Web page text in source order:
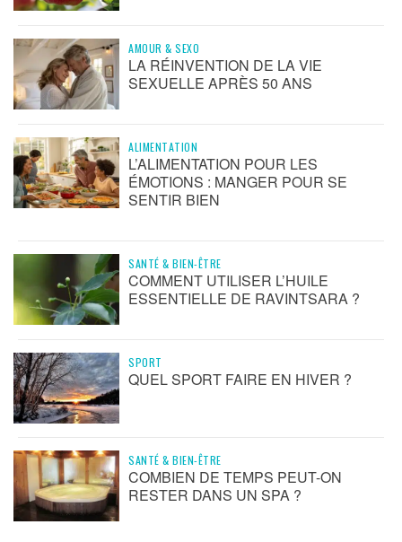
AMOUR & SEXO
LA RÉINVENTION DE LA VIE
SEXUELLE APRÈS 50 ANS
ALIMENTATION
L’ALIMENTATION POUR LES
ÉMOTIONS : MANGER POUR SE
SENTIR BIEN
SANTÉ & BIEN-ÊTRE
COMMENT UTILISER L’HUILE
ESSENTIELLE DE RAVINTSARA ?
SPORT
QUEL SPORT FAIRE EN HIVER ?
SANTÉ & BIEN-ÊTRE
COMBIEN DE TEMPS PEUT-ON
RESTER DANS UN SPA ?